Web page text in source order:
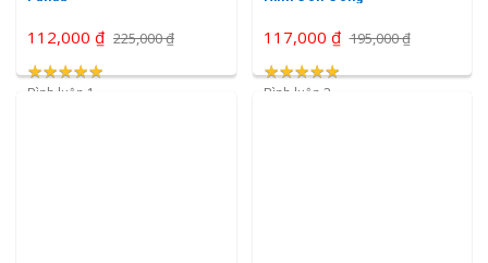
112,000 ₫ 225,000 ₫
★★★★★
★★★★★
Bình luận 1
117,000 ₫ 195,000 ₫
★★★★★
★★★★★
Bình luận 2